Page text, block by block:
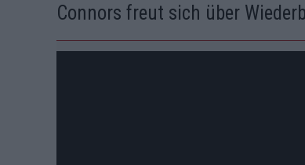
Connors freut sich über